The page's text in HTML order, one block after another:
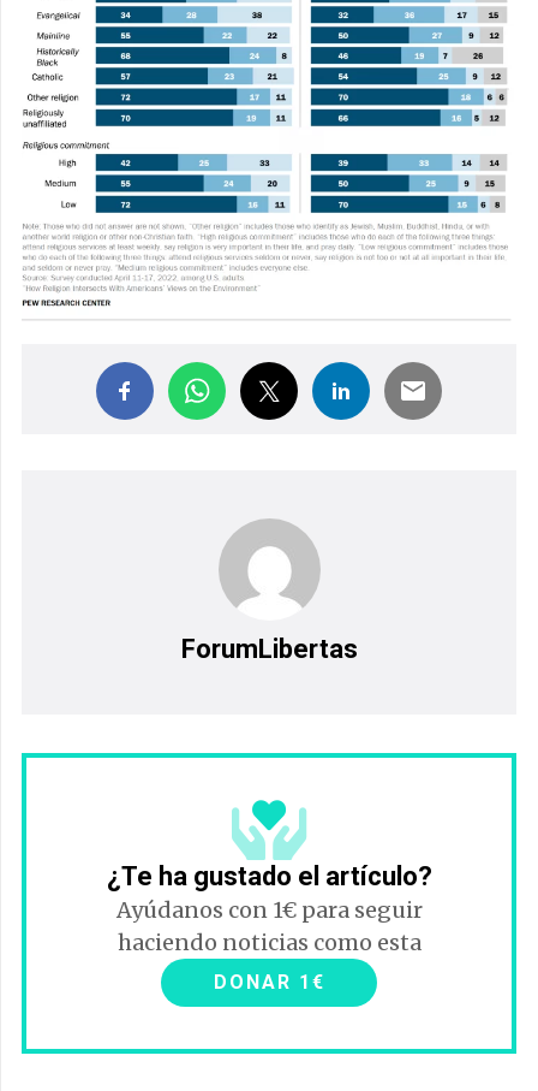
ForumLibertas
¿Te ha gustado el artículo?
Ayúdanos con 1€ para seguir
haciendo noticias como esta
DONAR 1€